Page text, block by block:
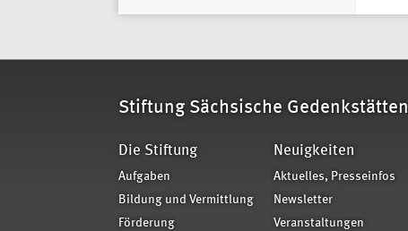
Stiftung Sächsische Gedenkstätten
Die Stiftung
Aufgaben
Bildung und Vermittlung
Förderung
Neuigkeiten
Aktuelles, Presseinfos
Newsletter
Veranstaltungen